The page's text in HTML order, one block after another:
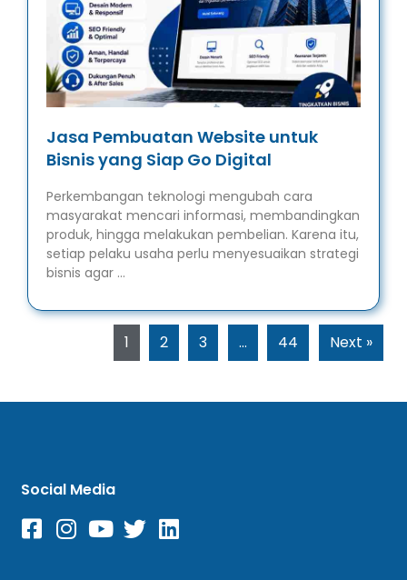
Jasa Pembuatan Website untuk
Bisnis yang Siap Go Digital
Perkembangan teknologi mengubah cara
masyarakat mencari informasi, membandingkan
produk, hingga melakukan pembelian. Karena itu,
setiap pelaku usaha perlu menyesuaikan strategi
bisnis agar …
1 2 3 … 44 Next »
Social Media